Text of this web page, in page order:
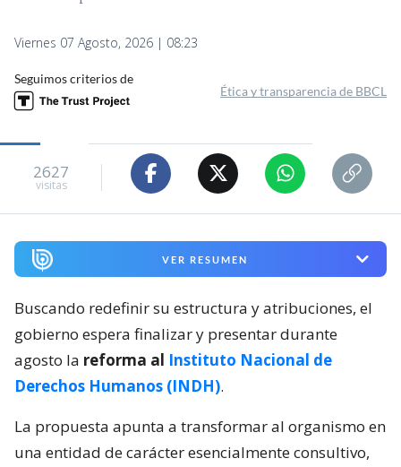
Viernes 07 Agosto, 2026 | 08:23
Seguimos criterios de
Ética y transparencia de BBCL
2627
visitas
VER RESUMEN
Buscando redefinir su estructura y atribuciones, el
gobierno espera finalizar y presentar durante
agosto la reforma al Instituto Nacional de
Derechos Humanos (INDH).
La propuesta apunta a transformar al organismo en
una entidad de carácter esencialmente consultivo,